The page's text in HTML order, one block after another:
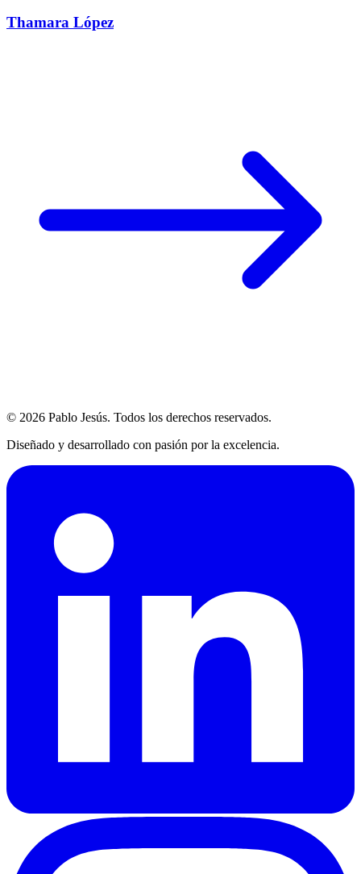
Thamara López
© 2026 Pablo Jesús. Todos los derechos reservados.
Diseñado y desarrollado con pasión por la excelencia.